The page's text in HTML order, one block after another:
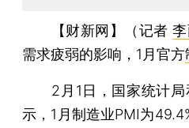
【财新网】（记者
需求疲弱的影响，1月官方
2月1日，国家统计局
示，1月制造业PMI为